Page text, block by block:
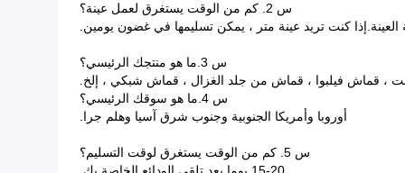
س 2. كم من الوقت يستغرق لعمل عينة؟
كنت تريد عينة متر ، يمكن تسليمها في غضون يومين.
س 3.ما هو منتجك الرئيسي؟
، قماش فيلبوا ، قماش من جلد الغزال ، قماش شبكي ، إلخ.
س 4.ما هو سوقك الرئيسي؟
أوروبا وأمريكا الجنوبية وجنوب شرق آسيا وهلم جرا.
س 5. كم من الوقت يستغرق لوقت التسليم؟